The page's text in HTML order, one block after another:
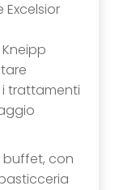
Excelsior
i trattamenti
buffet, con